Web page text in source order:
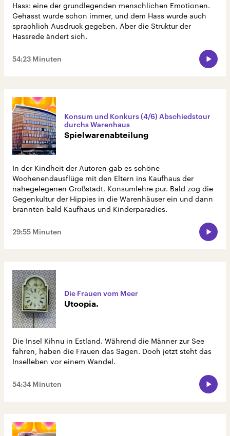
Hass: eine der grundlegenden menschlichen Emotionen.
Gehasst wurde schon immer, und dem Hass wurde auch
sprachlich Ausdruck gegeben. Aber die Struktur der
Hassrede ändert sich.
54:23 Minuten
Konsum und Konkurs (4/6) Abschiedstour
durchs Warenhaus
Spielwarenabteilung
In der Kindheit der Autoren gab es schöne
Wochenendausflüge mit den Eltern ins Kaufhaus der
nahegelegenen Großstadt. Konsumlehre pur. Bald zog die
Gegenkultur der Hippies in die Warenhäuser ein und dann
brannten bald Kaufhaus und Kinderparadies.
29:55 Minuten
Die Frauen vom Meer
Utoopia.
Die Insel Kihnu in Estland. Während die Männer zur See
fahren, haben die Frauen das Sagen. Doch jetzt steht das
Inselleben vor einem Wandel.
54:34 Minuten